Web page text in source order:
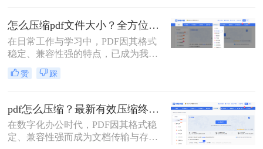
在通过邮件发送、即时通讯工具传输
或上传至云平台时受到限制，严重影
响效率。因此，pdf怎么压缩的小一
点，成为一项必备技能。
怎么压缩pdf文件大小？全方位高效压缩方法终极指南！
在日常工作与学习中，PDF因其格式
稳定、兼容性强的特点，已成为我们
分享文档、报告和论文的首选格式。
然而，过大的PDF文件常常会带来诸
度、占用大量存储空间，甚至可能超
出某些平台的上传限制。因此，掌握
怎么压缩pdf文件大小的技能显得至关
重要。
赞 踩
pdf怎么压缩？最新有效压缩终极指南！
在数字化办公时代，PDF因其格式稳
定、兼容性强而成为文档传输与存档